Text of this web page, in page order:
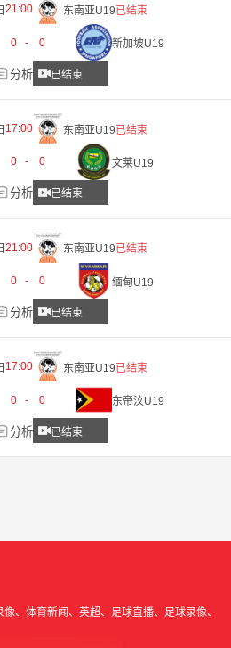
21:00 东南亚U19已结束
0 - 0 新加坡U19
分析 已结束
17:00 东南亚U19已结束
0 - 0 文莱U19
分析 已结束
21:00 东南亚U19已结束
0 - 0 缅甸U19
分析 已结束
17:00 东南亚U19已结束
0 - 0 东帝汶U19
分析 已结束
像 体育新闻 英超 足球直播 足球录像